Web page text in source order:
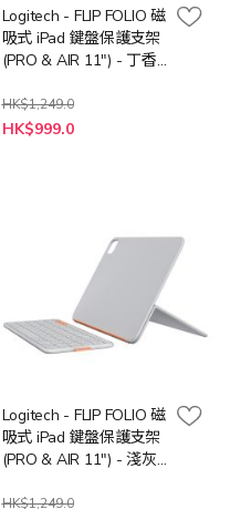
Logitech - FLIP FOLIO 磁
吸式 iPad 鍵盤保護支架
(PRO & AIR 11") - 丁香
HK$1,249.0
特
殊
HK$999.0
Logitech - FLIP FOLIO 磁
吸式 iPad 鍵盤保護支架
(PRO & AIR 11") - 淺灰
HK$1,249.0